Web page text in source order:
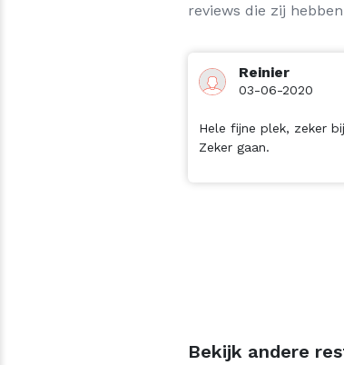
reviews die zij
Reinier
03-06-2020
Hele fijne plek, zeker
Zeker gaan.
Bekijk andere